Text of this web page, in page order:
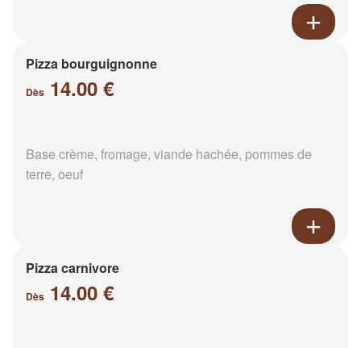
Pizza bourguignonne
Dès 14.00 €
Base crème, fromage, viande hachée, pommes de
terre, oeuf
Pizza carnivore
Dès 14.00 €